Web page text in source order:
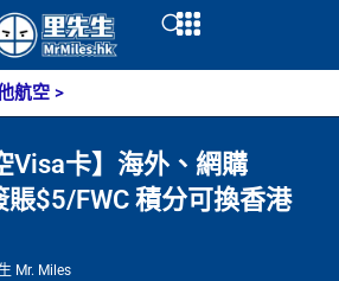
Open
航空 >
Visa卡】海外、網購
賬$5/FWC 積分可換香港
Mr. Miles